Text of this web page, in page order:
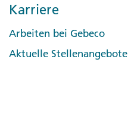
Karriere
Arbeiten bei Gebeco
Aktuelle Stellenangebote